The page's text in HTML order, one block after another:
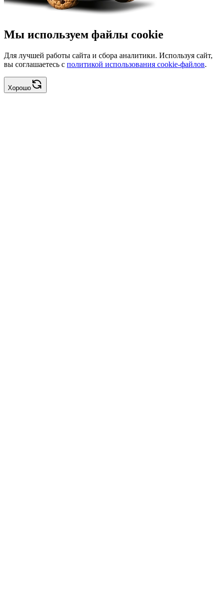
Мы используем файлы cookie
Для лучшей работы сайта и сбора аналитики. Используя сайт,
вы соглашаетесь с политикой использования cookie-файлов.
Хорошо